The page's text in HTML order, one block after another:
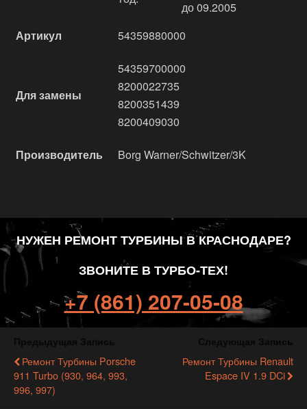
до 09.2005
Артикул
54359880000
Для замены
54359700000
8200022735
8200351439
8200409030
Производитель Borg Warner/Schwitzer/3K
НУЖЕН РЕМОНТ ТУРБИНЫ В КРАСНОДАРЕ?
ЗВОНИТЕ В ТУРБО-ТЕХ!
+7 (861) 207-05-08
Ремонт Турбины Porsche
911 Turbo (930, 964, 993,
996, 997)
Ремонт Турбины Renault
Espace IV 1.9 DCi